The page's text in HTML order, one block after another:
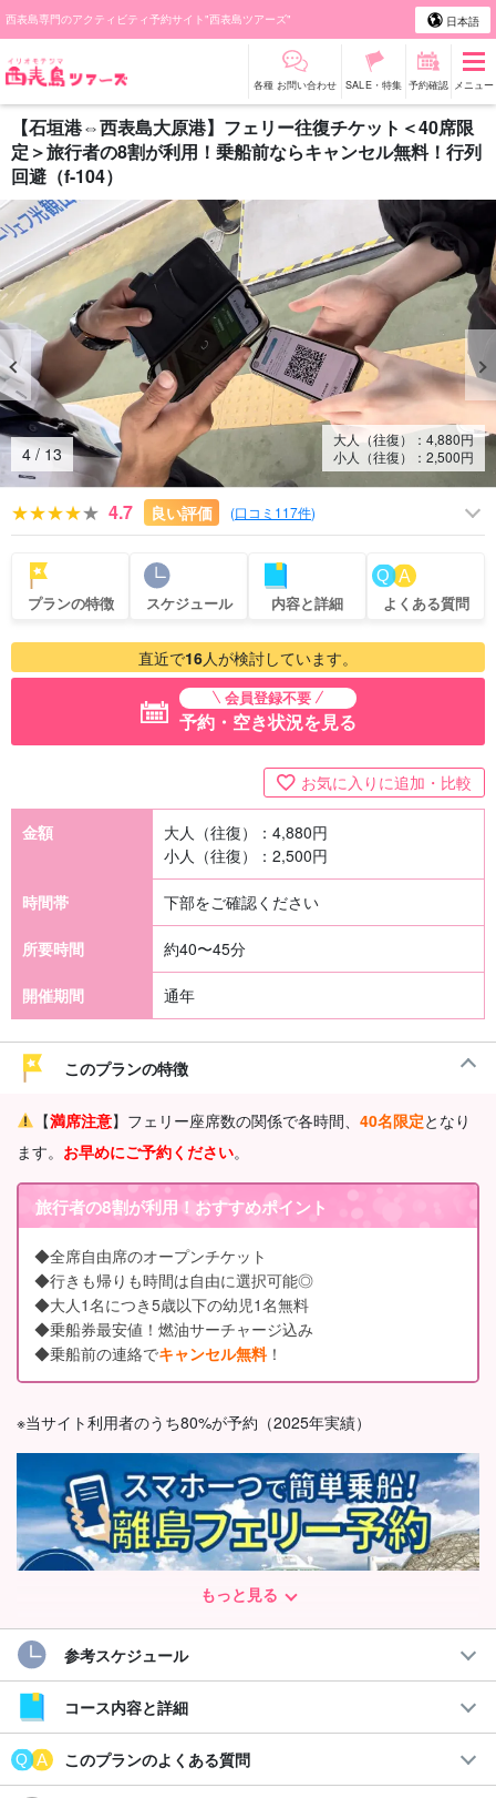
西表島専門のアクティビティ予約サイト"西表島ツアーズ" 日本語
各種 お問い合わせ SALE・特集 予約確認 メニュー
【石垣港⇔西表島大原港】フェリー往復チケット＜40席限
定＞旅行者の8割が利用！乗船前ならキャンセル無料！行列
回避（f-104）
4 /13
大人（往復）： 4,880円
小人（往復）： 2,500円
4.7 良い評価 (口コミ117件)
プランの特徴 スケジュール 内容と詳細 よくある質問
直近で16人が検討しています。
会員登録不要
予約・空き状況を見る
お気に入りに追加・比較
金額 大人（往復）： 4,880円
小人（往復）： 2,500円
時間帯 下部をご確認ください
所要時間 約40〜45分
開催期間 通年
このプランの特徴
【満席注意】フェリー座席数の関係で各時間、 40名限定となり
ます。 お早めにご予約ください。
旅行者の8割が利用！おすすめポイント
◆全席自由席のオープンチケット
◆行きも帰りも時間は自由に選択可能◎
◆大人1名につき5歳以下の幼児1名無料
◆乗船券最安値！燃油サーチャージ込み
◆乗船前の連絡でキャンセル無料！
※当サイト利用者のうち80%が予約（2025年実績）
西表島の玄関口となる港は、大原港（東南部）と上原港（北部）
のふたつがあります。
もっと見る
参考スケジュール
コース内容と詳細
このプランのよくある質問